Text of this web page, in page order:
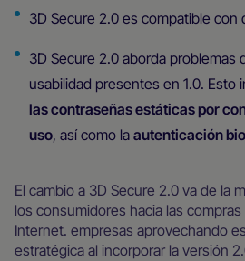
3D Secure 2.0 es compatible con
3D Secure 2.0 aborda problemas
usabilidad presentes en 1.0. Esto
las contraseñas estáticas por
uso, así como la autenticación
El cambio a 3D Secure 2.0 va de la
los consumidores hacia las
Internet. empresas aprovechando
estratégica al incorporar la versión